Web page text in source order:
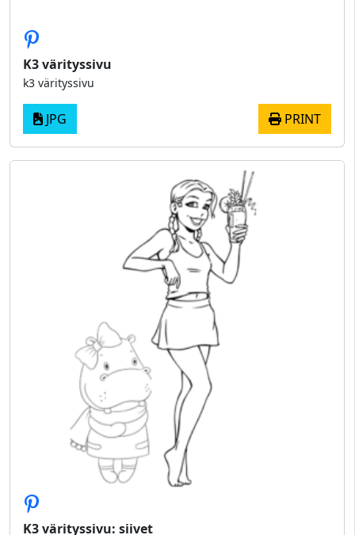
K3 värityssivu
k3 värityssivu
JPG PRINT
K3 värityssivu: siivet